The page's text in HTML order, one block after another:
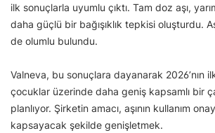
ilk sonuçlarla uyumlu çıktı. Tam doz aşı,
daha güçlü bir bağışıklık tepkisi oluşturdu.
de olumlu bulundu.
Valneva, bu sonuçlara dayanarak 2026’nın
çocuklar üzerinde daha geniş kapsamlı bir
planlıyor. Şirketin amacı, aşının kullanım
kapsayacak şekilde genişletmek.